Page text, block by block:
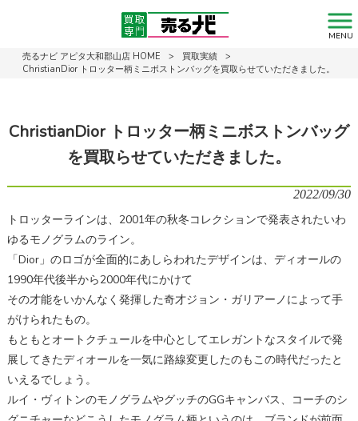
MENU
売るナビ アピタ大和郡山店 HOME > 買取実績
>
ChristianDior トロッター柄ミニボストンバッグを買取らせていただきました。
ChristianDior トロッター柄ミニボストンバッグ
を買取らせていただきました。
2022/09/30
トロッターラインは、2001年の秋冬コレクションで発表されたいわ
ゆるモノグラムのライン。
「Dior」のロゴが全面的にあしらわれたデザインは、ディオールの
1990年代後半から2000年代にかけて
その才能をいかんなく発揮した奇才ジョン・ガリアーノによって手
がけられたもの。
もともとオートクチュールを中心としてエレガントなスタイルで発
展してきたディオールを一気に路線変更したのもこの時代だったと
いえるでしょう。
ルイ・ヴィトンのモノグラムやグッチのGGキャンバス、 コーチのシ